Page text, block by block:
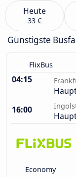
Heute
33 €
Günstigste
FlixBus
04:15
16:00
Economy